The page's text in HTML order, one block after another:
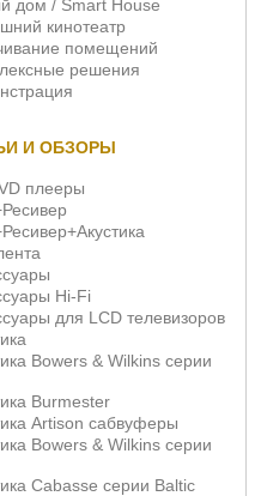
дом / Smart House
кинотеатр
помещений
решения
И ОБЗОРЫ
плееры
Hi-Fi
для LCD телевизоров
Bowers & Wilkins серии
Burmester
Artison сабвуферы
Bowers & Wilkins серии
Cabasse серии Baltic